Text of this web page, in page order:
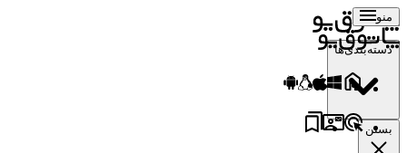
منو
دسته‌بندی‌ها
بستن